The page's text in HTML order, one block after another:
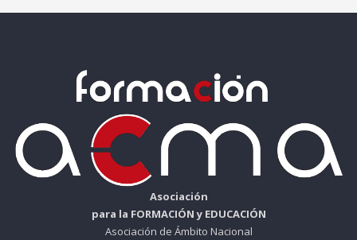
Asociación
para la FORMACIÓN y EDUCACIÓN
Asociación de Ámbito Nacional